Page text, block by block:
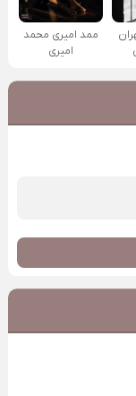
ممد امیری محمد
امیری